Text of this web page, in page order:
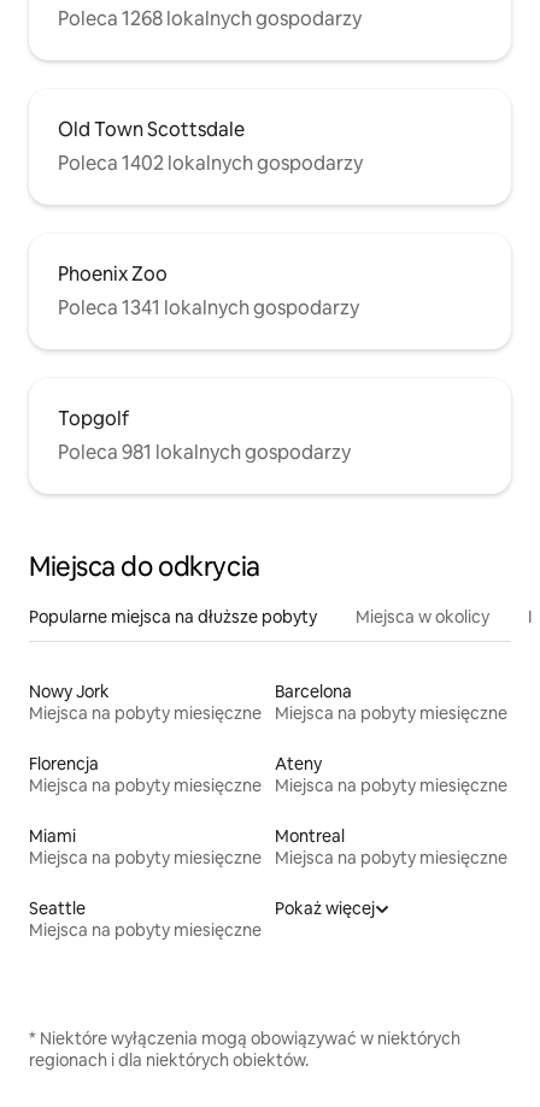
Poleca 1268 lokalnych gospodarzy
Old Town Scottsdale
Poleca 1402 lokalnych gospodarzy
Phoenix Zoo
Poleca 1341 lokalnych gospodarzy
Topgolf
Poleca 981 lokalnych gospodarzy
Miejsca do odkrycia
Popularne miejsca na dłuższe pobyty Miejsca w okolicy
Nowy Jork
Miejsca na pobyty miesięczne
Barcelona
Miejsca na pobyty miesięczne
Florencja
Miejsca na pobyty miesięczne
Ateny
Miejsca na pobyty miesięczne
Miami
Miejsca na pobyty miesięczne
Montreal
Miejsca na pobyty miesięczne
Seattle
Miejsca na pobyty miesięczne
Pokaż więcej
* Niektóre wyłączenia mogą obowiązywać w niektórych
regionach i dla niektórych obiektów.